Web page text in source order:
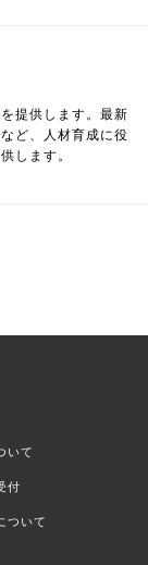
提供します。最新
ど、人材育成に役
します。
いて
付
ついて